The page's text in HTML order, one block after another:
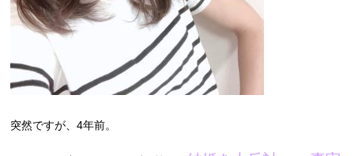
突然ですが、4年前。